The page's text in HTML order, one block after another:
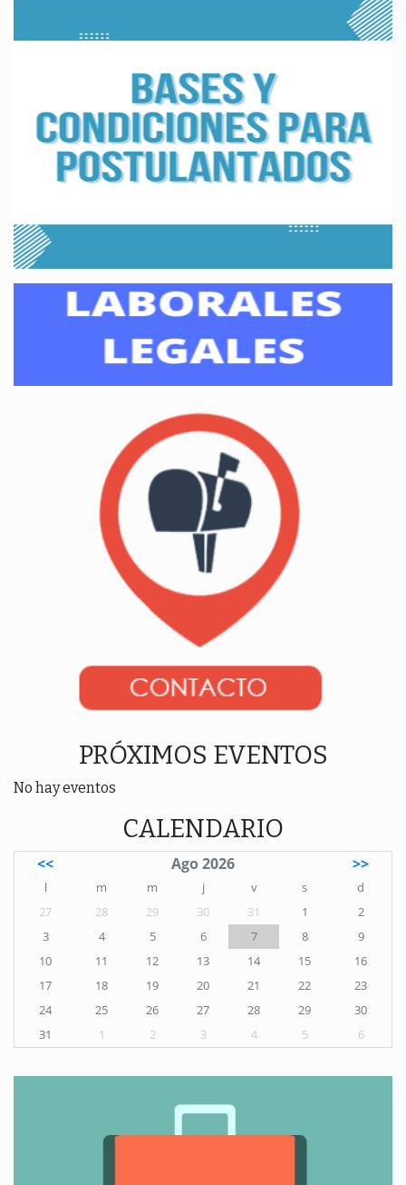
PRÓXIMOS EVENTOS
No hay eventos
CALENDARIO
<< Ago 2026 >>
l m m j v s
d
27
28 29 30 31 1
2
3
4 5 6 7 8
9
10
11 12 13 14 15
16
17
18 19 20 21 22
23
24
25 26 27 28 29
30
31
1 2 3 4 5 6